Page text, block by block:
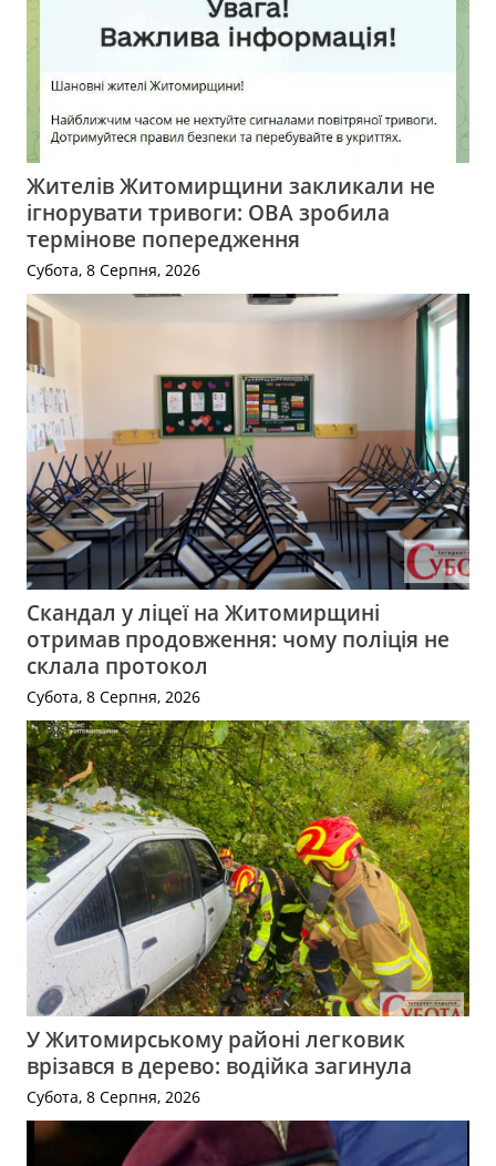
Жителів Житомирщини закликали не
ігнорувати тривоги: ОВА зробила
термінове попередження
Субота, 8 Серпня, 2026
Скандал у ліцеї на Житомирщині
отримав продовження: чому поліція не
склала протокол
Субота, 8 Серпня, 2026
У Житомирському районі легковик
врізався в дерево: водійка загинула
Субота, 8 Серпня, 2026